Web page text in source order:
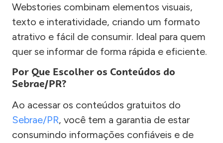
Webstories combinam elementos visuais,
texto e interatividade, criando um formato
atrativo e fácil de consumir. Ideal para quem
quer se informar de forma rápida e eficiente.
Por Que Escolher os Conteúdos do
Sebrae/PR?
Ao acessar os conteúdos gratuitos do
Sebrae/PR, você tem a garantia de estar
consumindo informações confiáveis e de